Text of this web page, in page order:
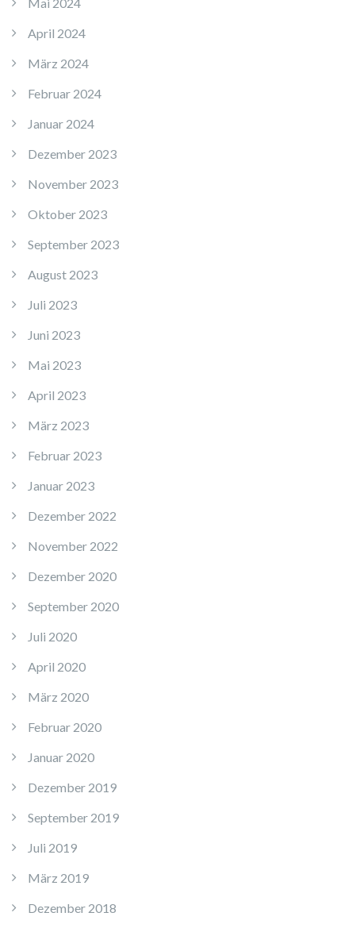
April 2024
März 2024
Februar 2024
Januar 2024
Dezember 2023
November 2023
Oktober 2023
September 2023
August 2023
Juli 2023
Juni 2023
Mai 2023
April 2023
März 2023
Februar 2023
Januar 2023
Dezember 2022
November 2022
Dezember 2020
September 2020
Juli 2020
April 2020
März 2020
Februar 2020
Januar 2020
Dezember 2019
September 2019
Juli 2019
März 2019
Dezember 2018